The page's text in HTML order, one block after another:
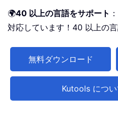
🌍40 以上の言語をサポート
対応しています！40 以上の言
無料ダウンロード
Kutools につ